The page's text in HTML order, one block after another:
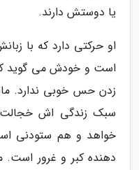
یا دوستش دارند.
او حرکتی دارد که با
است و خودش می گوید که
زدن حس خوبی ندارد.
سبک زندگی اش
خواهد و هم ستودنی
دهنده کبر و غرور است.